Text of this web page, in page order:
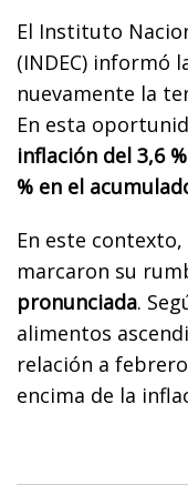
El Instituto
(INDEC) informó
nuevamente la
En esta
inflación del 3,6 %
% en el
En este
marcaron su
pronunciada.
alimentos
relación a
encima de la